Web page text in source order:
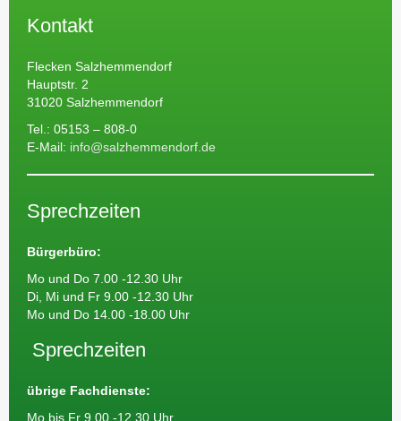
Kontakt
Flecken Salzhemmendorf
Hauptstr. 2
31020 Salzhemmendorf
Tel.: 05153 – 808-0
E-Mail: info@salzhemmendorf.de
Sprechzeiten
Bürgerbüro:
Mo und Do 7.00 -12.30 Uhr
Di, Mi und Fr 9.00 -12.30 Uhr
Mo und Do 14.00 -18.00 Uhr
Sprechzeiten
übrige Fachdienste:
Mo bis Fr 9.00 -12.30 Uhr